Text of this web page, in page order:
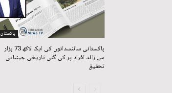
پاکستان
پاکستانی سائنسدانوں کی ایک لاکھ 73 ہزار
سے زائد افراد پر کی گئی تاریخی جینیاتی
تحقیق